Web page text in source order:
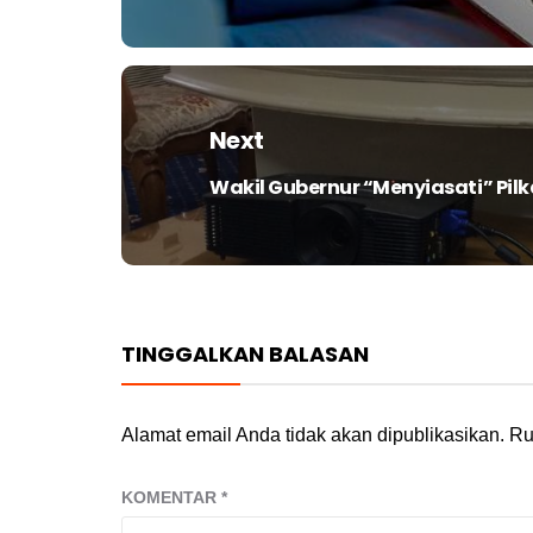
Next
Next
post:
Wakil Gubernur “Menyiasati”
TINGGALKAN BALASAN
Alamat email Anda tidak akan dipublikasikan.
KOMENTAR *